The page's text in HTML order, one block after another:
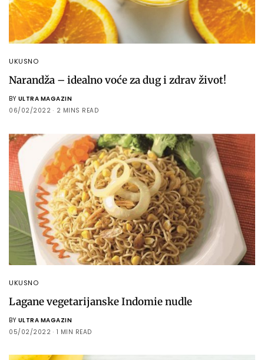
UKUSNO
Narandža – idealno voće za dug i zdrav život!
BY ULTRA MAGAZIN
06/02/2022
2 MINS READ
UKUSNO
Lagane vegetarijanske Indomie nudle
BY ULTRA MAGAZIN
05/02/2022
1 MIN READ